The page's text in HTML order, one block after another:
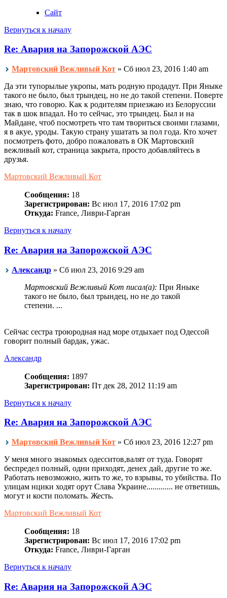
Сайт
Вернуться к началу
Re: Авария на Запорожской АЭС
Мартовский Вежливый Кот » Сб июл 23, 2016 1:40 am
Да эти тупорылые укропы, мать родную продадут. При Яныке
такого не было, был трындец, но не до такой степени. Поверте
знаю, что говорю. Как к родителям приезжаю из Белоруссии
так в шок впадал. Но то сейчас, это трындец. Был и на
Майдане, чтоб посмотреть что там твориться своими глазами,
я в акуе, уроды. Такую страну ушатать за пол года. Кто хочет
посмотреть фото, добро пожаловать в ОК Мартовский
вежливый кот, страница закрыта, просто добавляйтесь в
друзья.
Мартовский Вежливый Кот
Сообщения: 18
Зарегистрирован: Вс июл 17, 2016 17:02 pm
Откуда: France, Ливри-Гарган
Вернуться к началу
Re: Авария на Запорожской АЭС
Алeксандр » Сб июл 23, 2016 9:29 am
Мартовский Вежливый Кот писал(а): При Яныке
такого не было, был трындец, но не до такой
степени. ...
Сейчас сестра троюродная над море отдыхает под Одессой
говорит полный бардак, ужас.
Алeксандр
Сообщения: 1897
Зарегистрирован: Пт дек 28, 2012 11:19 am
Вернуться к началу
Re: Авария на Запорожской АЭС
Мартовский Вежливый Кот » Сб июл 23, 2016 12:27 pm
У меня много знакомых одесситов,валят от туда. Говорят
беспредел полный, одни приходят, денех дай, другие то же.
Работать невозможно, жить то же, то взрывы, то убийства. По
улицам нцики ходят орут Слава Украине............. не ответишь,
могут и кости поломать. Жесть.
Мартовский Вежливый Кот
Сообщения: 18
Зарегистрирован: Вс июл 17, 2016 17:02 pm
Откуда: France, Ливри-Гарган
Вернуться к началу
Re: Авария на Запорожской АЭС